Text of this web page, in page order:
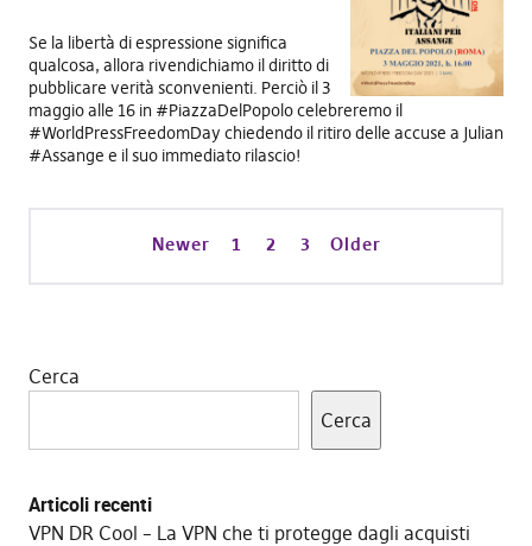
Se la libertà di espressione significa
qualcosa, allora rivendichiamo il diritto di
pubblicare verità sconvenienti. Perciò il 3
maggio alle 16 in #PiazzaDelPopolo celebreremo il
#WorldPressFreedomDay chiedendo il ritiro delle accuse a Julian
#Assange e il suo immediato rilascio!
Newer 1 2 3 Older
Cerca
Cerca
Articoli recenti
VPN DR Cool – La VPN che ti protegge dagli acquisti